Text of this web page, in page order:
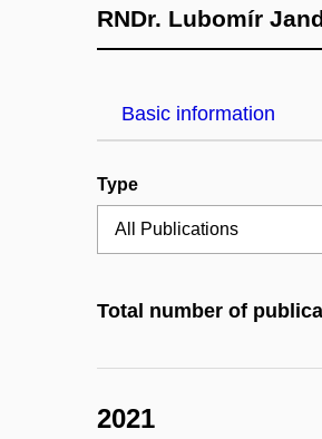
RNDr. Lubomír
Basic information
Type
Total number of
2021